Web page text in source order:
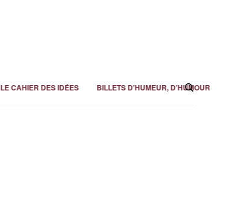
LE CAHIER DES IDÉES BILLETS D’HUMEUR, D’HUMOUR